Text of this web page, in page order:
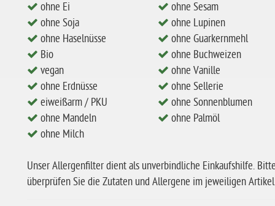
ohne Ei
ohne Soja
ohne Haselnüsse
Bio
vegan
ohne Erdnüsse
eiweißarm / PKU
ohne Mandeln
ohne Milch
ohne Sesam
ohne Lupinen
ohne Guarkernmehl
ohne Buchweizen
ohne Vanille
ohne Sellerie
ohne Sonnenblumen
ohne Palmöl
Unser Allergenfilter dient als unverbindliche Einkaufshilfe.
überprüfen Sie die Zutaten und Allergene im jeweiligen